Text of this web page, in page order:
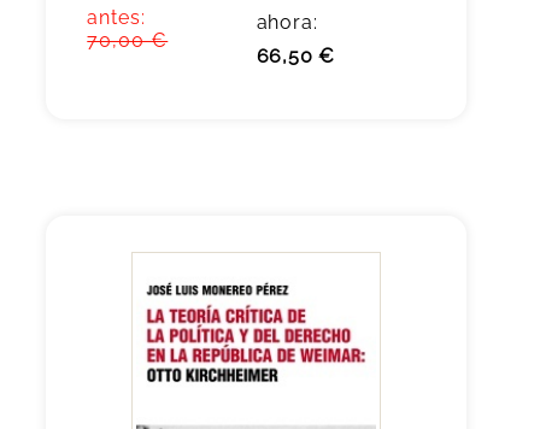
antes:
70,00 €
ahora:
66,50 €